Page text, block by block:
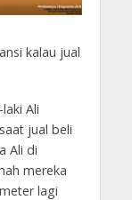
kalau jual
Ali
jual beli
Ali di
mereka
lagi